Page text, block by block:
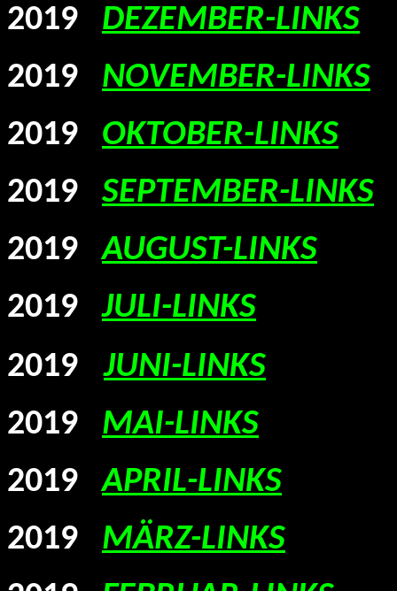
2019
DEZEMBER-LINKS
2019 NOVEMBER-LINKS
2019
OKTOBER-LINKS
2019
SEPTEMBER-LINKS
2019
AUGUST-LINKS
2019
JULI-LINKS
2019
JUNI-LINKS
2019
MAI-LINKS
2019
APRIL-LINKS
2019
MÄRZ-LINKS